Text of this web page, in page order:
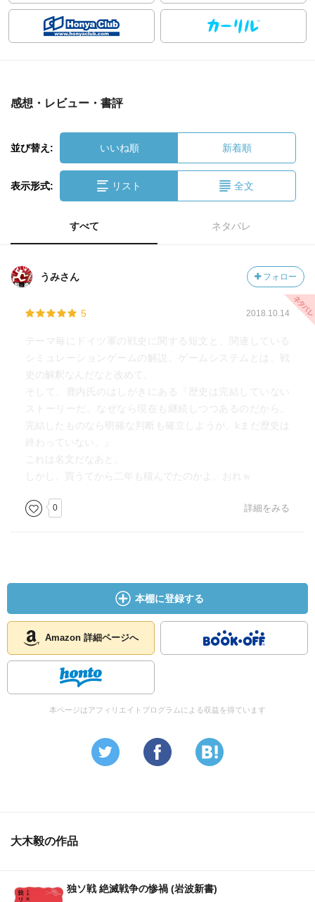
感想・レビュー・書評
並び替え: いいね順 新着順
表示形式: リスト 全文
すべて ネタバレ
うみさん フォロー
5 2018.10.14
テーマ毎にドイツ軍の戦史に関する短文と、関連している
シミュレーションゲームの解説。ゲームシステムとは、戦
史の解釈なんだなと改めて。
そして、鹿内氏のはしがきにある『歴史は完結していない
ストーリーだ。なぜなら現在も継続しつつあるのだから。
完結したものなら明確な判断も確立しようが、kまだ歴史は
終わっていない。』
これは名文だなあと。
しかし、買うてから二年も積んでたのかよ、おれｗ
0 詳細をみる
本棚に登録する
Amazon 詳細ページへ
本ページはアフィリエイトプログラムによる収益を得ています
大木毅の作品
独ソ戦 絶滅戦争の惨禍 (岩波新書)